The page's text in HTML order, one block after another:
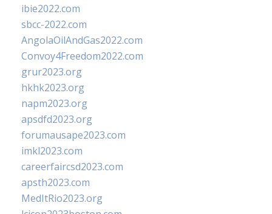
ibie2022.com
sbcc-2022.com
AngolaOilAndGas2022.com
Convoy4Freedom2022.com
grur2023.org
hkhk2023.org
napm2023.org
apsdfd2023.org
forumausape2023.com
imkl2023.com
careerfaircsd2023.com
apsth2023.com
MedItRio2023.org